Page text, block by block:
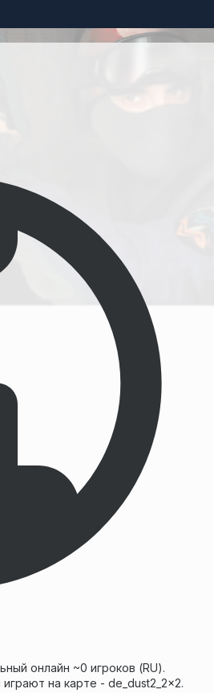
онлайн ~0 игроков (RU).
на карте - de_dust2_2x2.